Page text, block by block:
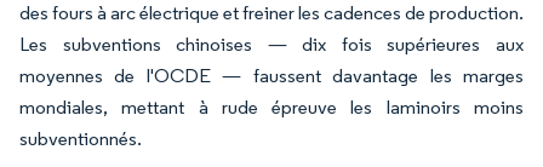
des fours à arc électrique et freiner les cadences de production.
Les subventions chinoises — dix fois supérieures aux
moyennes de l'OCDE — faussent davantage les marges
mondiales, mettant à rude épreuve les laminoirs moins
subventionnés.